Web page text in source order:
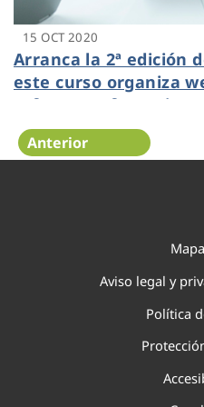
15 OCT 2020
Arranca la 2ª edición
este curso organiza
referentes femeninos
Anterior
Aviso legal y
Política